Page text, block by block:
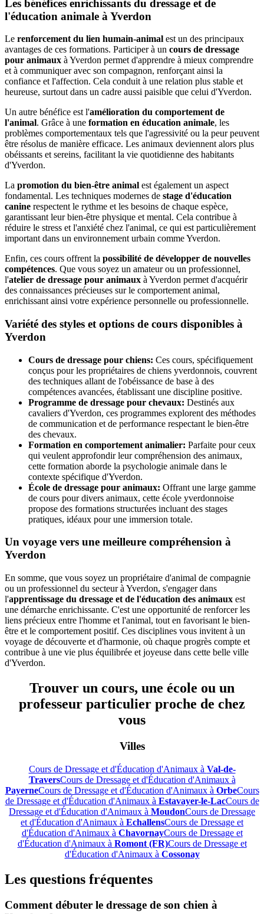
Les bénéfices enrichissants du dressage et de
l'éducation animale à Yverdon
Le renforcement du lien humain-animal est un des principaux
avantages de ces formations. Participer à un cours de dressage
pour animaux à Yverdon permet d'apprendre à mieux comprendre
et à communiquer avec son compagnon, renforçant ainsi la
confiance et l'affection. Cela conduit à une relation plus stable et
heureuse, surtout dans un cadre aussi paisible que celui d'Yverdon.
Un autre bénéfice est l'amélioration du comportement de
l'animal. Grâce à une formation en éducation animale, les
problèmes comportementaux tels que l'agressivité ou la peur peuvent
être résolus de manière efficace. Les animaux deviennent alors plus
obéissants et sereins, facilitant la vie quotidienne des habitants
d'Yverdon.
La promotion du bien-être animal est également un aspect
fondamental. Les techniques modernes de stage d'éducation
canine respectent le rythme et les besoins de chaque espèce,
garantissant leur bien-être physique et mental. Cela contribue à
réduire le stress et l'anxiété chez l'animal, ce qui est particulièrement
important dans un environnement urbain comme Yverdon.
Enfin, ces cours offrent la possibilité de développer de nouvelles
compétences. Que vous soyez un amateur ou un professionnel,
l'atelier de dressage pour animaux à Yverdon permet d'acquérir
des connaissances précieuses sur le comportement animal,
enrichissant ainsi votre expérience personnelle ou professionnelle.
Variété des styles et options de cours disponibles à
Yverdon
Cours de dressage pour chiens: Ces cours, spécifiquement
conçus pour les propriétaires de chiens yverdonnois, couvrent
des techniques allant de l'obéissance de base à des
compétences avancées, établissant une discipline positive.
Programme de dressage pour chevaux: Destinés aux
cavaliers d'Yverdon, ces programmes explorent des méthodes
de communication et de performance respectant le bien-être
des chevaux.
Formation en comportement animalier: Parfaite pour ceux
qui veulent approfondir leur compréhension des animaux,
cette formation aborde la psychologie animale dans le
contexte spécifique d'Yverdon.
École de dressage pour animaux: Offrant une large gamme
de cours pour divers animaux, cette école yverdonnoise
propose des formations structurées incluant des stages
pratiques, idéaux pour une immersion totale.
Un voyage vers une meilleure compréhension à
Yverdon
En somme, que vous soyez un propriétaire d'animal de compagnie
ou un professionnel du secteur à Yverdon, s'engager dans
l'apprentissage du dressage et de l'éducation des animaux est
une démarche enrichissante. C'est une opportunité de renforcer les
liens précieux entre l'homme et l'animal, tout en favorisant le bien-
être et le comportement positif. Ces disciplines vous invitent à un
voyage de découverte et d'harmonie, où chaque progrès compte et
contribue à une vie plus équilibrée et joyeuse dans cette belle ville
d'Yverdon.
Trouver un cours, une école ou un
professeur particulier proche de chez
vous
Villes
Cours de Dressage et d'Éducation d'Animaux à Val-de-
TraversCours de Dressage et d'Éducation d'Animaux à
PayerneCours de Dressage et d'Éducation d'Animaux à OrbeCours
de Dressage et d'Éducation d'Animaux à Estavayer-le-LacCours de
Dressage et d'Éducation d'Animaux à MoudonCours de Dressage
et d'Éducation d'Animaux à EchallensCours de Dressage et
d'Éducation d'Animaux à ChavornayCours de Dressage et
d'Éducation d'Animaux à Romont (FR)Cours de Dressage et
d'Éducation d'Animaux à Cossonay
Les questions fréquentes
Comment débuter le dressage de son chien à